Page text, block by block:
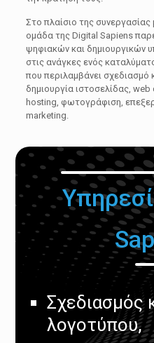
Στο πλαίσιο της συνεργασίας
ομάδα της Digital Sapiens
ψηφιακών και δημιουργικών
στις ανάγκες ενός
που περιλαμβάνει σχεδιασμό
δημιουργία ιστοσελίδας,
hosting, φωτογράφιση,
marketing.
Σχεδιασμός
λογοτύπου,